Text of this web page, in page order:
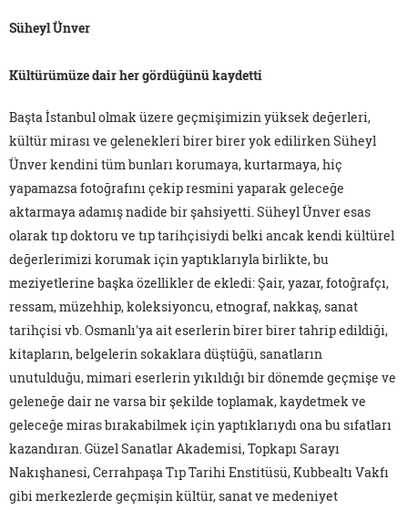
Süheyl Ünver
Kültürümüze dair her gördüğünü kaydetti
Başta İstanbul olmak üzere geçmişimizin yüksek değerleri,
kültür mirası ve gelenekleri birer birer yok edilirken Süheyl
Ünver kendini tüm bunları korumaya, kurtarmaya, hiç
yapamazsa fotoğrafını çekip resmini yaparak geleceğe
aktarmaya adamış nadide bir şahsiyetti. Süheyl Ünver esas
olarak tıp doktoru ve tıp tarihçisiydi belki ancak kendi kültürel
değerlerimizi korumak için yaptıklarıyla birlikte, bu
meziyetlerine başka özellikler de ekledi: Şair, yazar, fotoğrafçı,
ressam, müzehhip, koleksiyoncu, etnograf, nakkaş, sanat
tarihçisi vb. Osmanlı'ya ait eserlerin birer birer tahrip edildiği,
kitapların, belgelerin sokaklara düştüğü, sanatların
unutulduğu, mimari eserlerin yıkıldığı bir dönemde geçmişe ve
geleneğe dair ne varsa bir şekilde toplamak, kaydetmek ve
geleceğe miras bırakabilmek için yaptıklarıydı ona bu sıfatları
kazandıran. Güzel Sanatlar Akademisi, Topkapı Sarayı
Nakışhanesi, Cerrahpaşa Tıp Tarihi Enstitüsü, Kubbealtı Vakfı
gibi merkezlerde geçmişin kültür, sanat ve medeniyet